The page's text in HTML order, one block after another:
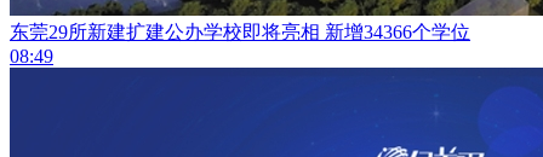
东莞29所新建扩建公办学校即将亮相 新增34366个学位
08:49